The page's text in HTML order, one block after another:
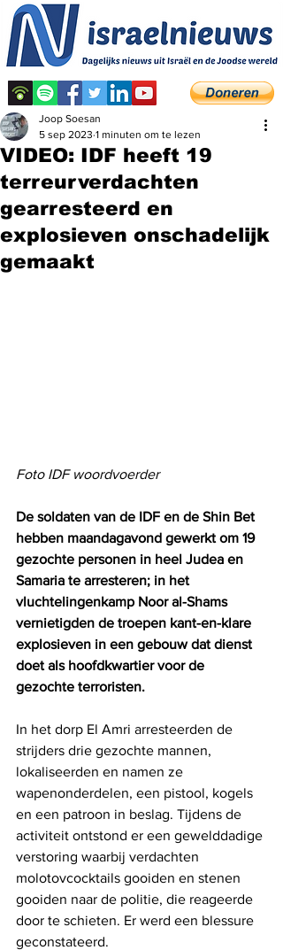
VIDEO: IDF heeft 19
terreurverdachten
gearresteerd en
explosieven onschadelijk
gemaakt
Joop Soesan
5 sep 2023 1 minuten om te lezen
Foto IDF woordvoerder
De soldaten van de IDF en de Shin Bet
hebben maandagavond gewerkt om 19
gezochte personen in heel Judea en
Samaria te arresteren; in het
vluchtelingenkamp Noor al-Shams
vernietigden de troepen kant-en-klare
explosieven in een gebouw dat dienst
doet als hoofdkwartier voor de
gezochte terroristen.
In het dorp El Amri arresteerden de
strijders drie gezochte mannen,
lokaliseerden en namen ze
wapenonderdelen, een pistool, kogels
en een patroon in beslag. Tijdens de
activiteit ontstond er een gewelddadige
verstoring waarbij verdachten
molotovcocktails gooiden en stenen
gooiden naar de politie, die reageerde
door te schieten. Er werd een blessure
geconstateerd.